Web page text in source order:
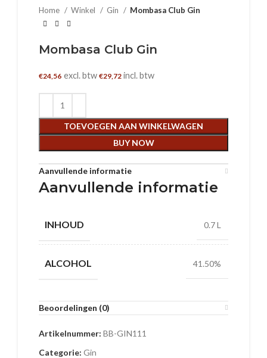
Home Winkel Gin Mombasa Club Gin
Mombasa Club Gin
€24,56 excl. btw €29,72 incl. btw
TOEVOEGEN AAN WINKELWAGEN
BUY NOW
Aanvullende informatie
Aanvullende informatie
INHOUD 0.7 L
ALCOHOL 41.50%
Beoordelingen (0)
Artikelnummer: BB-GIN111
Categorie: Gin